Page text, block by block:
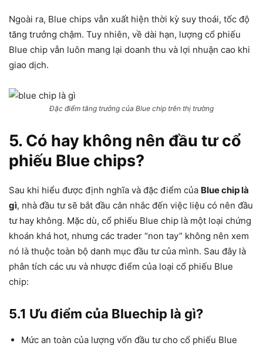
Ngoài ra, Blue chips vẫn xuất hiện thời kỳ suy thoái, tốc độ
tăng trưởng chậm. Tuy nhiên, về dài hạn, lượng cổ phiếu
Blue chip vẫn luôn mang lại doanh thu và lợi nhuận cao khi
giao dịch.
Đặc điểm tăng trưởng của Blue chip trên thị trường
5. Có hay không nên đầu tư cổ
phiếu Blue chips?
Sau khi hiểu được định nghĩa và đặc điểm của Blue chip là
gì, nhà đầu tư sẽ bắt đầu cân nhắc đến việc liệu có nên đầu
tư hay không. Mặc dù, cổ phiếu Blue chip là một loại chứng
khoán khá hot, nhưng các trader “non tay” không nên xem
nó là thuộc toàn bộ danh mục đầu tư của mình. Sau đây là
phân tích các ưu và nhược điểm của loại cổ phiếu Blue
chip:
5.1 Ưu điểm của Bluechip là gì?
Mức an toàn của lượng vốn đầu tư cho cổ phiếu Blue